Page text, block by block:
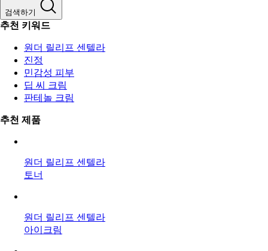
검색하기
추천 키워드
원더 릴리프 센텔라
진정
민감성 피부
딥 씨 크림
판테놀 크림
추천 제품
원더 릴리프 센텔라
토너
원더 릴리프 센텔라
아이크림